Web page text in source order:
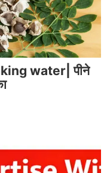
water| पीने